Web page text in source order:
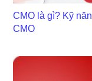
CMO là gì? Kỹ
CMO